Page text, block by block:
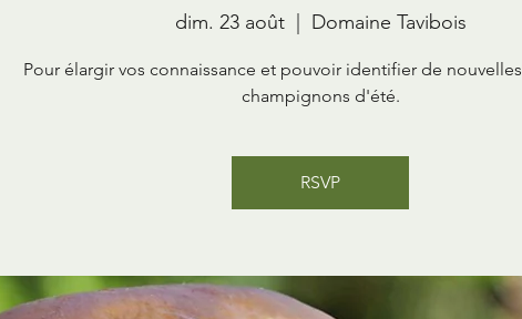
dim. 23 août
  |
Domaine Tavibois
Pour élargir vos connaissance et pouvoir identifier de
champignons d'été.
RSVP